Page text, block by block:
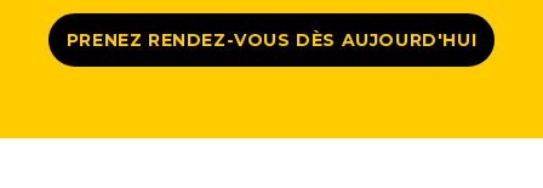
PRENEZ RENDEZ-VOUS DÈS AUJOURD'HUI